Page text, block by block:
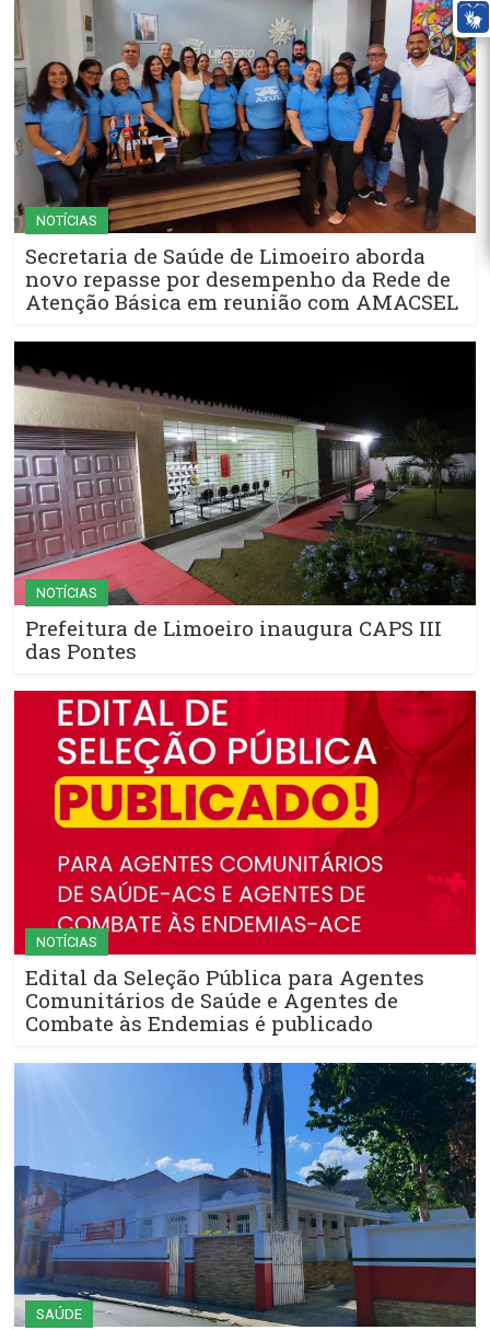
NOTÍCIAS
Secretaria de Saúde de Limoeiro aborda
novo repasse por desempenho da Rede de
Atenção Básica em reunião com AMACSEL
NOTÍCIAS
Prefeitura de Limoeiro inaugura CAPS III
das Pontes
NOTÍCIAS
Edital da Seleção Pública para Agentes
Comunitários de Saúde e Agentes de
Combate às Endemias é publicado
SAÚDE